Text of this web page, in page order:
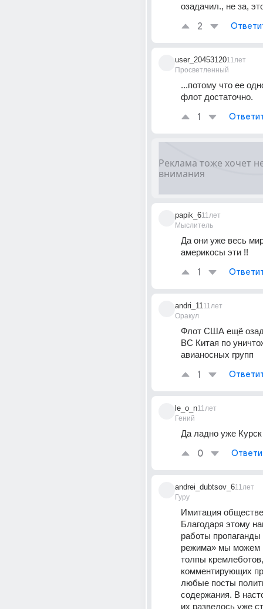
озадачил., не за,
2
user_20453120
Просветленный
11лет
...потому что ее
флот достаточно.
1
papik_6
Мыслитель
11лет
Да они уже весь
америкосы эти !!
1
andri_11
Оракул
11лет
Флот США ещё
ВС Китая по
авианосных групп
1
le_o_n
Гений
11лет
Да ладно уже
0
andrei_dubtsov_6
Гуру
11лет
Имитация
Благодаря этому
работы пропаганды
режима» мы можем
толпы
комментирующих
любые посты
содержания. В
их развелось уже